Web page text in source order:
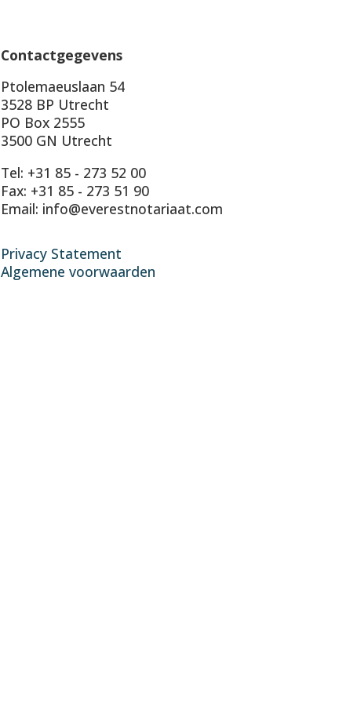
Contactgegevens
Ptolemaeuslaan 54
3528 BP Utrecht
PO Box 2555
3500 GN Utrecht
Tel: +31 85 - 273 52 00
Fax: +31 85 - 273 51 90
Email: info@everestnotariaat.com
Privacy Statement
Algemene voorwaarden